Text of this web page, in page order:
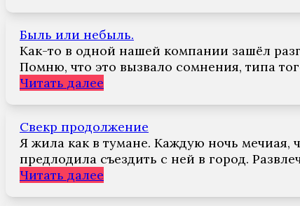
Быль или небыль.
Как-то в одной нашей компании зашёл
Помню, что это вызвало сомнения, типа
Читать далее
Свекр продолжение
Я жила как в тумане. Каждую ночь мечиая,
предлодила съездить с ней в город.
Читать далее